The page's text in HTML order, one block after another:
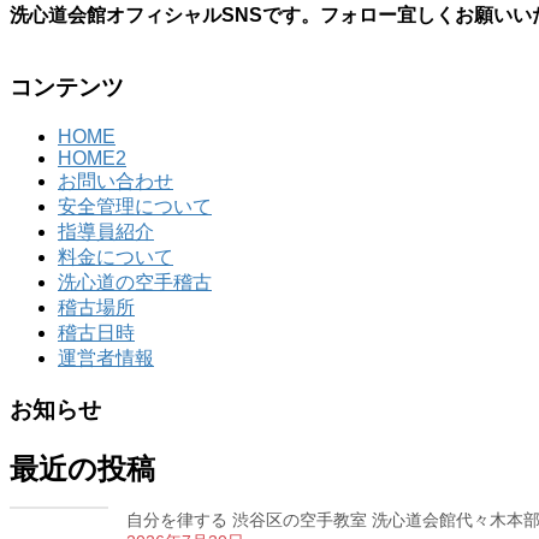
洗心道会館オフィシャルSNSです。フォロー宜しくお願いい
コンテンツ
HOME
HOME2
お問い合わせ
安全管理について
指導員紹介
料金について
洗心道の空手稽古
稽古場所
稽古日時
運営者情報
お知らせ
最近の投稿
自分を律する 渋谷区の空手教室 洗心道会館代々木本